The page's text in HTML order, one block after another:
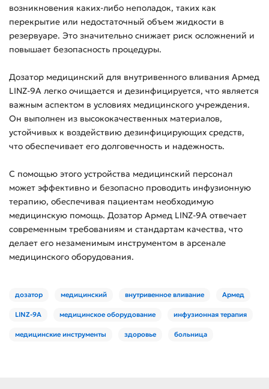
возникновения каких-либо неполадок, таких как
перекрытие или недостаточный объем жидкости в
резервуаре. Это значительно снижает риск осложнений и
повышает безопасность процедуры.
Дозатор медицинский для внутривенного вливания Армед
LINZ-9A легко очищается и дезинфицируется, что является
важным аспектом в условиях медицинского учреждения.
Он выполнен из высококачественных материалов,
устойчивых к воздействию дезинфицирующих средств,
что обеспечивает его долговечность и надежность.
С помощью этого устройства медицинский персонал
может эффективно и безопасно проводить инфузионную
терапию, обеспечивая пациентам необходимую
медицинскую помощь. Дозатор Армед LINZ-9A отвечает
современным требованиям и стандартам качества, что
делает его незаменимым инструментом в арсенале
медицинского оборудования.
дозатор медицинский внутривенное вливание Армед
LINZ-9A медицинское оборудование инфузионная терапия
медицинские инструменты здоровье больница